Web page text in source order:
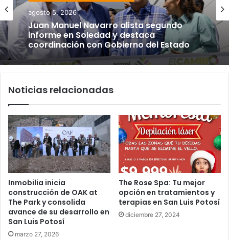
agosto 5, 2026
Juan Manuel Navarro alista segundo
informe en Soledad y destaca
coordinación con Gobierno del Estado
Noticias relacionadas
Inmobilia inicia
construcción de OAK at
The Park y consolida
avance de su desarrollo en
San Luis Potosí
marzo 27, 2026
The Rose Spa: Tu mejor
opción en tratamientos y
terapias en San Luis Potosí
diciembre 27, 2024